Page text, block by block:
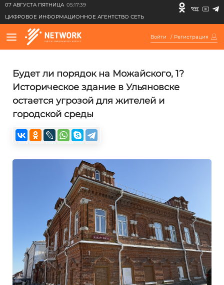
07 АВГУСТА ПЯТНИЦА 05:17:39
ЦИФРОВОЕ ИНФОРМАЦИОННОЕ АГЕНТСТВО СЕТЬ
Войти / Регистрация
Будет ли порядок на Можайского, 1?
Историческое здание в Ульяновске
остается угрозой для жителей и
городской среды